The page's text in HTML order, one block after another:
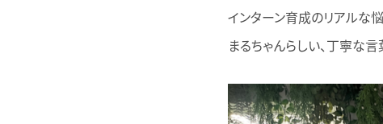
インターン育成のリアルな
まるちゃんらしい、丁寧な